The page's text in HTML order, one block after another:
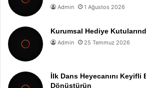
Admin 1 Ağustos 2026
Kurumsal Hediye
Admin 25 Temmuz 2026
İlk Dans Heyecanını Keyifli
Dönüştürün